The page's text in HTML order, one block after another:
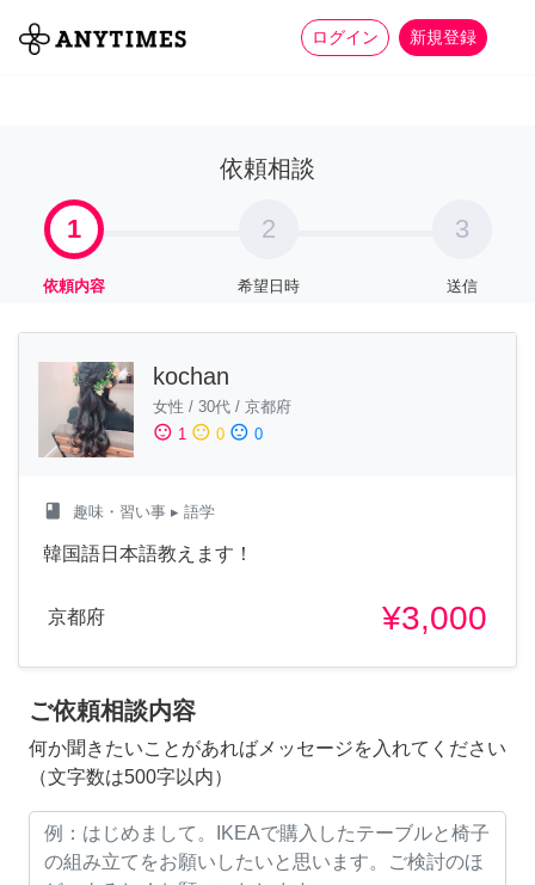
ログイン 新規登録
全て 家事 more_horiz
依頼相談
1
依頼内容
2
希望日時
3
送信
kochan
女性 / 30代 / 京都府
sentiment_satisfied 1 sentiment_neutral 0 sentiment_dissatisfied 0
class 趣味・習い事 ▸ 語学
韓国語日本語教えます！
京都府 ¥3,000
ご依頼相談内容
何か聞きたいことがあればメッセージを入れてください
（文字数は500字以内）